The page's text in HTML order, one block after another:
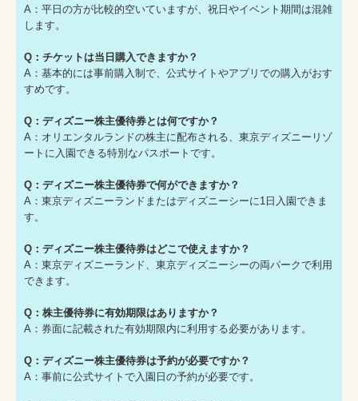
A：平日の方が比較的空いていますが、祝日やイベント期間は混雑
します。
Q：チケットは当日購入できますか？
A：基本的には事前購入制で、公式サイトやアプリでの購入がおす
すめです。
Q：ディズニー株主優待券とは何ですか？
A：オリエンタルランドの株主に配布される、東京ディズニーリゾ
ートに入園できる特別なパスポートです。
Q：ディズニー株主優待券で何ができますか？
A：東京ディズニーランドまたはディズニーシーに1日入園できま
す。
Q：ディズニー株主優待券はどこで使えますか？
A：東京ディズニーランド、東京ディズニーシーの両パークで利用
できます。
Q：株主優待券に有効期限はありますか？
A：券面に記載された有効期限内に利用する必要があります。
Q：ディズニー株主優待券は予約が必要ですか？
A：事前に公式サイトで入園日の予約が必要です。